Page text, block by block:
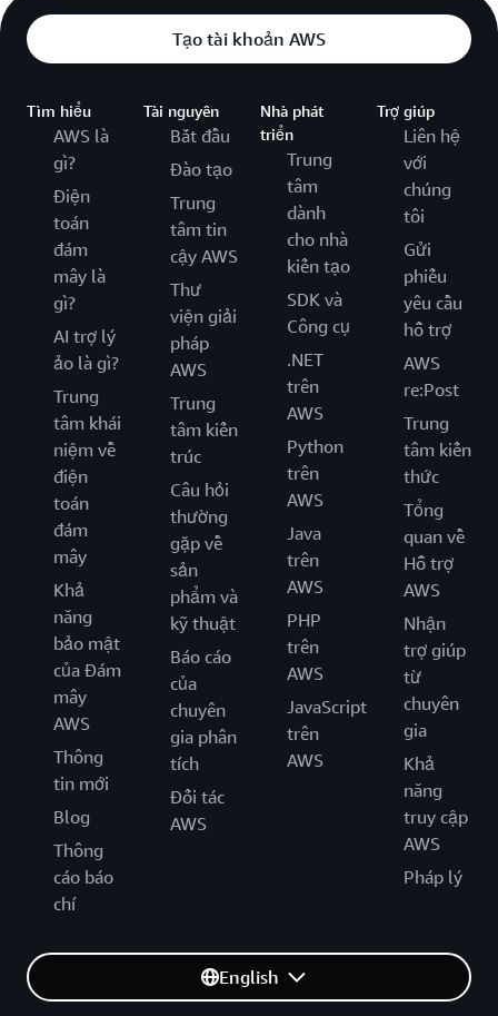
Tạo tài khoản AWS
Tìm hiểu
AWS là
gì?
Điện
toán
đám
mây là
gì?
AI trợ lý
ảo là gì?
Trung
tâm khái
niệm về
điện
toán
đám
mây
Khả
năng
bảo mật
của Đám
mây
AWS
Thông
tin mới
Blog
Thông
cáo báo
chí
Tài nguyên
Bắt đầu
Đào tạo
Trung
tâm tin
cậy AWS
Thư
viện giải
pháp
AWS
Trung
tâm kiến
trúc
Câu hỏi
thường
gặp về
sản
phẩm và
kỹ thuật
Báo cáo
của
chuyên
gia phân
tích
Đối tác
AWS
Nhà phát
triển
Trung
tâm
dành
cho nhà
kiến tạo
SDK và
Công cụ
.NET
trên
AWS
Python
trên
AWS
Java
trên
AWS
PHP
trên
AWS
JavaScript
trên
AWS
Trợ giúp
Liên hệ
với
chúng
tôi
Gửi
phiếu
yêu cầu
hỗ trợ
AWS
re:Post
Trung
tâm kiến
thức
Tổng
quan về
Hỗ trợ
AWS
Nhận
trợ giúp
từ
chuyên
gia
Khả
năng
truy cập
AWS
Pháp lý
English